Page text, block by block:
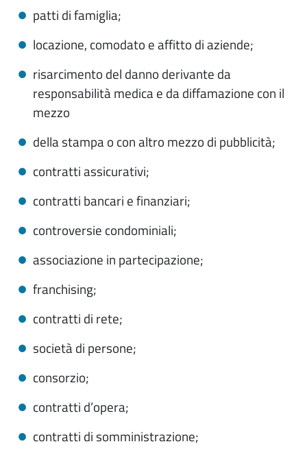
patti di famiglia;
locazione, comodato e affitto di aziende;
risarcimento del danno derivante da
responsabilità medica e da diffamazione con il
mezzo
della stampa o con altro mezzo di pubblicità;
contratti assicurativi;
contratti bancari e finanziari;
controversie condominiali;
associazione in partecipazione;
franchising;
contratti di rete;
società di persone;
consorzio;
contratti d’opera;
contratti di somministrazione;